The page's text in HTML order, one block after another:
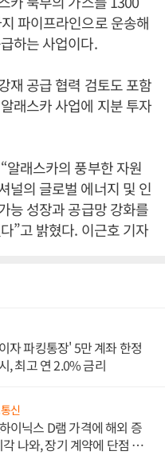
파이프라인으로 운송해
하는 사업이다.
재 공급 협력 검토도 포함
래스카 사업에 지분 투자
알래스카의 풍부한 자원
널의 글로벌 에너지 및 인
능 성장과 공급망 강화를
”고 밝혔다. 이근호 기자
자 파킹통장' 5만 계좌 한정
, 최고 연 2.0% 금리
신
이닉스 D램 가격에 해외 증
나와, 장기 계약에 단점 부